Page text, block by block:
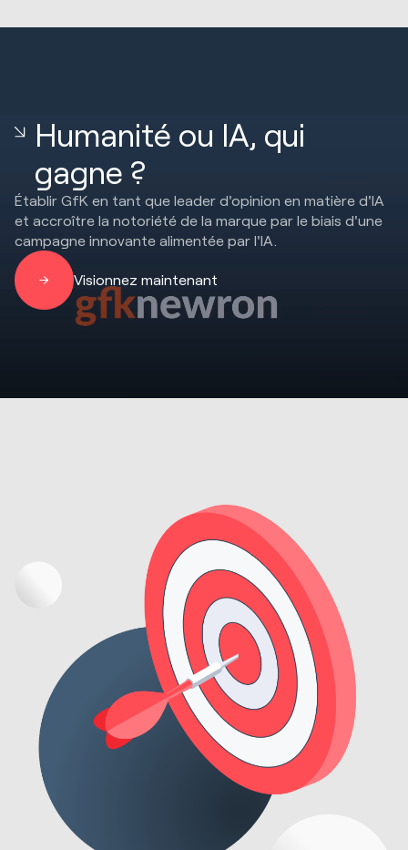
Humanité ou IA, qui
gagne ?
Établir GfK en tant que leader d'opinion en matière d'IA
et accroître la notoriété de la marque par le biais d'une
campagne innovante alimentée par l'IA.
Visionnez maintenant